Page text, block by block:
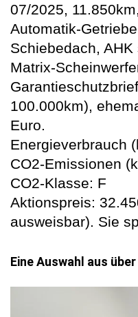
07/2025,
Automatik-
Schiebedach,
Matrix-
100.000km),
Euro.
Energieverbrauch
CO2-Emissionen
CO2-Klasse: F
Aktionspreis:
ausweisbar). Sie
Eine Auswahl aus